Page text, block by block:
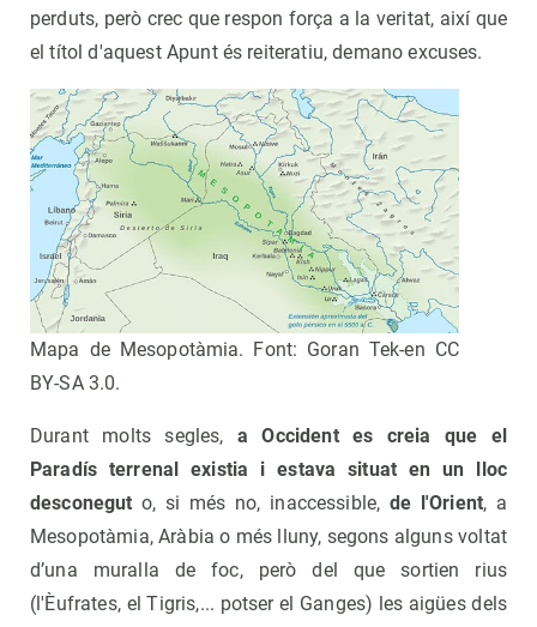
perduts, però crec que respon força a la veritat, així que
el títol d'aquest Apunt és reiteratiu, demano excuses.
Mapa de Mesopotàmia. Font: Goran Tek-en CC
BY-SA 3.0.
Durant molts segles, a Occident es creia que el
Paradís terrenal existia i estava situat en un lloc
desconegut o, si més no, inaccessible, de l'Orient, a
Mesopotàmia, Aràbia o més lluny, segons alguns voltat
d’una muralla de foc, però del que sortien rius
(l'Èufrates, el Tigris,... potser el Ganges) les aigües dels